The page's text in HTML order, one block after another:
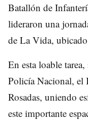
Batallón de
lideraron una
de La Vida,
En esta loable
Policía Nacional, el
Rosadas, uniendo
este importante